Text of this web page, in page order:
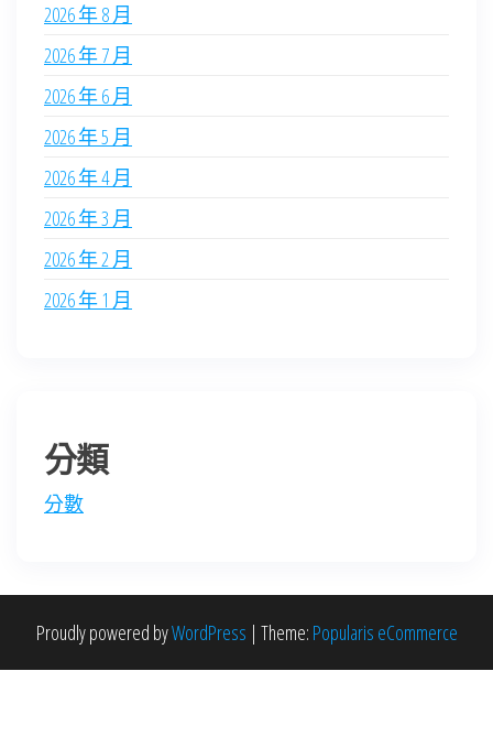
2026 年 8 月
2026 年 7 月
2026 年 6 月
2026 年 5 月
2026 年 4 月
2026 年 3 月
2026 年 2 月
2026 年 1 月
分類
分數
Proudly powered byWordPress | Theme: Popularis eCommerce